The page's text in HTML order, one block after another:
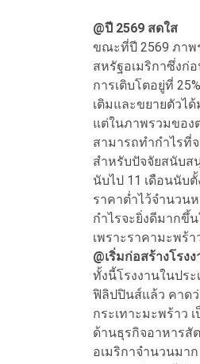
@ปี 2569 สดใส
ขณะที่ปี 2569 ภาพ
สหรัฐอเมริกาซึ่งก่
การเติบโตอยู่ที่
เติมและขยายตัวไ
แต่ในภาพรวมของ
สามารถทำกำไรที่
สำหรับปัจจัยสนับส
นับไป 11 เดือนนับ
ราคาต่ำไว้จำนวน
กำไรจะยิ่งดีมากขึ้
เพราะราคามะพร้
@เริ่มก่อสร้างโรง
ทั้งนี้โรงงานในปร
ฟิลิปปินส์แล้ว คาดว่
กระเทาะมะพร้าว
ด้านธุรกิจอาหารสั
อเมริกาจำนวนมา